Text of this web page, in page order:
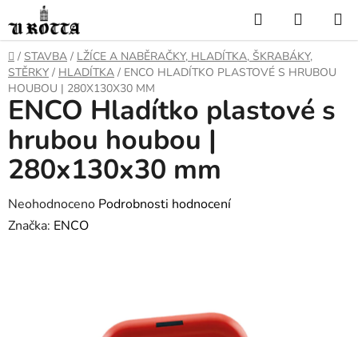
na
obsah
Hledat
KOŠÍK
DOMŮ
/ STAVBA / LŽÍCE A NABĚRAČKY, HLADÍTKA, ŠKRABÁKY,
STĚRKY / HLADÍTKA / ENCO HLADÍTKO PLASTOVÉ S HRUBOU
HOUBOU | 280X130X30 MM
ENCO Hladítko plastové s
hrubou houbou |
280x130x30 mm
Průměrné
hodnocení
Neohodnoceno Podrobnosti hodnocení
Značka: ENCO